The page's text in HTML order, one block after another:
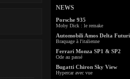
NEWS
Porsche 935
Moby Dick : le remake
Automobili Amos Delta
Braquage à l'italienne
Ferrari Monza SP1 & SP2
Ode au passé
Bugatti Chiron Sky View
Hypercar avec vue